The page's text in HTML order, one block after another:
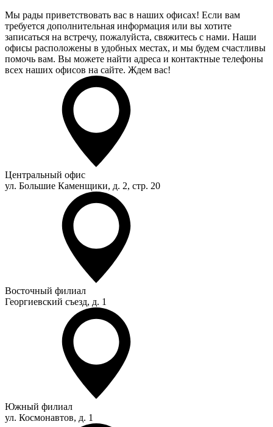
Мы рады приветствовать вас в наших офисах! Если вам
требуется дополнительная информация или вы хотите
записаться на встречу, пожалуйста, свяжитесь с нами. Наши
офисы расположены в удобных местах, и мы будем счастливы
помочь вам. Вы можете найти адреса и контактные телефоны
всех наших офисов на сайте. Ждем вас!
Центральный офис
ул. Большие Каменщики, д. 2, стр. 20
Восточный филиал
Георгиевский съезд, д. 1
Южный филиал
ул. Космонавтов, д. 1